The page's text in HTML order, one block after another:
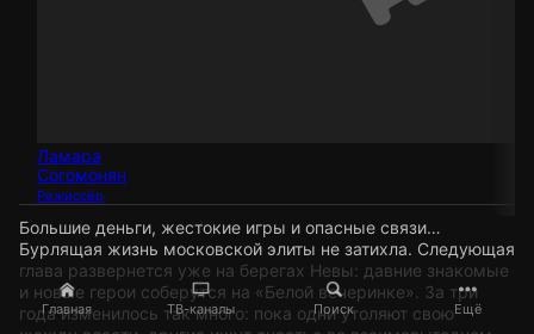
Главная ТВ-каналы Поиск Ещё
Ламара
Согомонян
Режиссёр
Большие деньги, жестокие игры и опасные связи…
Бурлящая жизнь московской элиты не затихла. Следующая
глава развернется уже на берегах Невы: давние знакомые
и новые герои соберутся на «Белой вечеринке». За три
года изменилось так много: пока одни утоляют свою